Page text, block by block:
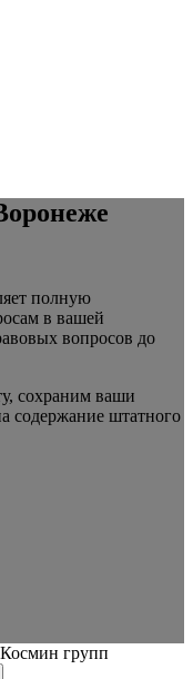
полную
в вашей
вопросов до
сохраним ваши
содержание штатного
групп